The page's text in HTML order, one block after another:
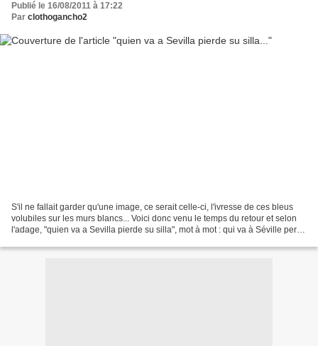
Publié le 16/08/2011 à 17:22
Par clothogancho2
S'il ne fallait garder qu'une image, ce serait celle-ci, l'ivresse de ces bleus
volubiles sur les murs blancs... Voici donc venu le temps du retour et selon
l'adage, "quien va a Sevilla pierde su silla", mot à mot : qui va à Séville perd